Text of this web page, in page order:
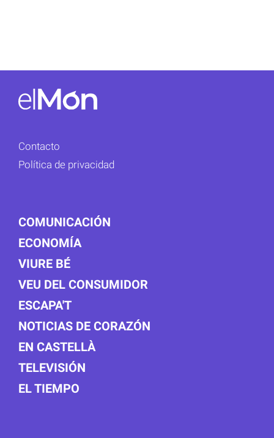
Contacto
Política de privacidad
COMUNICACIÓN
ECONOMÍA
VIURE BÉ
VEU DEL CONSUMIDOR
ESCAPA'T
NOTICIAS DE CORAZÓN
EN CASTELLÀ
TELEVISIÓN
EL TIEMPO